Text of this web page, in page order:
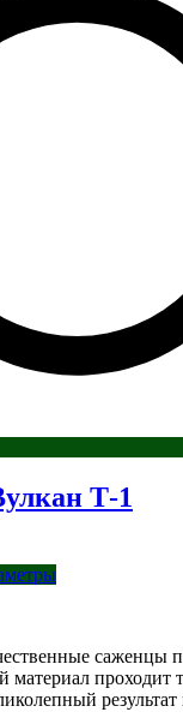
вариаций.
Т-1
Этот
вариаций.
Опции
можно
саженцы
материал проходит